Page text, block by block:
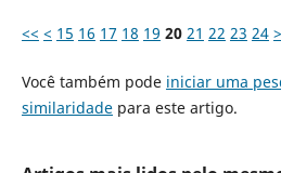
<< < 15 16 17 18 19 20 21 22 23 24 >
Você também pode iniciar uma
similaridadepara este artigo.